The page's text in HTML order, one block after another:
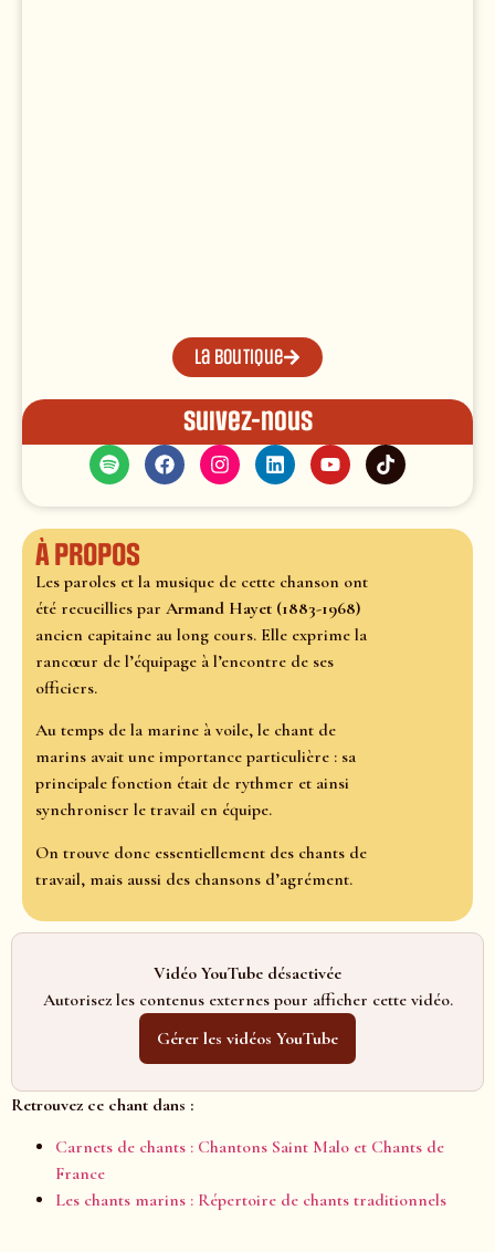
La boutique
Suivez-nous
À propos
Les paroles et la musique de cette chanson ont
été recueillies par Armand Hayet (1883-1968)
ancien capitaine au long cours. Elle exprime la
rancœur de l’équipage à l’encontre de ses
officiers.
Au temps de la marine à voile, le chant de
marins avait une importance particulière : sa
principale fonction était de rythmer et ainsi
synchroniser le travail en équipe.
On trouve donc essentiellement des chants de
travail, mais aussi des chansons d’agrément.
Vidéo YouTube désactivée
Autorisez les contenus externes pour afficher cette vidéo.
Gérer les vidéos YouTube
Retrouvez ce chant dans :
Carnets de chants : Chantons Saint Malo et Chants de
France
Les chants marins : Répertoire de chants traditionnels